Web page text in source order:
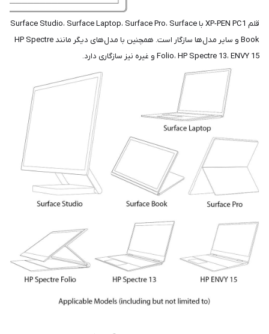
قلم XP-PEN PC1 با Surface Studio، Surface Laptop، Surface Pro، Surface
Book و سایر مدل‌ها سازگار است. همچنین با مدل‌های دیگر مانند HP Spectre
Folio، HP Spectre 13، ENVY 15 و غیره نیز سازگاری دارد.